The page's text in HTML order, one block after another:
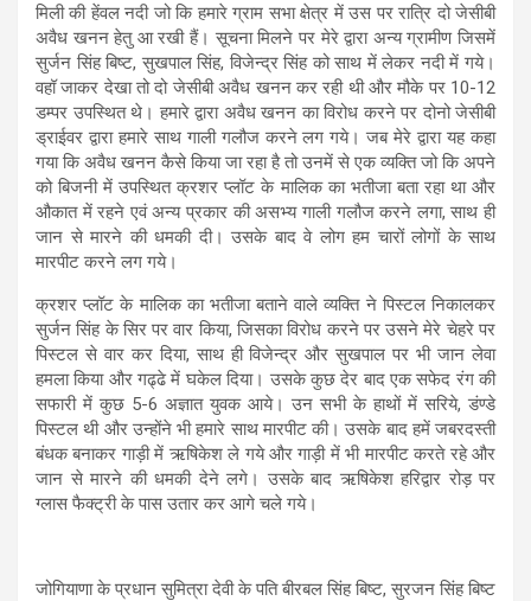
मिली की हेंवल नदी जो कि हमारे ग्राम सभा क्षेत्र में उस पर रात्रि दो जेसीबी
अवैध खनन हेतु आ रखी हैं। सूचना मिलने पर मेरे द्वारा अन्य ग्रामीण जिसमें
सुर्जन सिंह बिष्ट, सुखपाल सिंह, विजेन्द्र सिंह को साथ में लेकर नदी में गये।
वहॉ जाकर देखा तो दो जेसीबी अवैध खनन कर रही थी और मौके पर 10-12
डम्पर उपस्थित थे। हमारे द्वारा अवैध खनन का विरोध करने पर दोनो जेसीबी
ड्राईवर द्वारा हमारे साथ गाली गलौज करने लग गये। जब मेरे द्वारा यह कहा
गया कि अवैध खनन कैसे किया जा रहा है तो उनमें से एक व्यक्ति जो कि अपने
को बिजनी में उपस्थित क्रशर प्लॉट के मालिक का भतीजा बता रहा था और
औकात में रहने एवं अन्य प्रकार की असभ्य गाली गलौज करने लगा, साथ ही
जान से मारने की धमकी दी। उसके बाद वे लोग हम चारों लोगों के साथ
मारपीट करने लग गये।
क्रशर प्लॉट के मालिक का भतीजा बताने वाले व्यक्ति ने पिस्टल निकालकर
सुर्जन सिंह के सिर पर वार किया, जिसका विरोध करने पर उसने मेरे चेहरे पर
पिस्टल से वार कर दिया, साथ ही विजेन्द्र और सुखपाल पर भी जान लेवा
हमला किया और गढ्ढे में घकेल दिया। उसके कुछ देर बाद एक सफेद रंग की
सफारी में कुछ 5-6 अज्ञात युवक आये। उन सभी के हाथों में सरिये, डंण्डे
पिस्टल थी और उन्होंने भी हमारे साथ मारपीट की। उसके बाद हमें जबरदस्ती
बंधक बनाकर गाड़ी में ऋषिकेश ले गये और गाड़ी में भी मारपीट करते रहे और
जान से मारने की धमकी देने लगे। उसके बाद ऋषिकेश हरिद्वार रोड़ पर
ग्लास फैक्ट्री के पास उतार कर आगे चले गये।
जोगियाणा के प्रधान सुमित्रा देवी के पति बीरबल सिंह बिष्ट, सुरजन सिंह बिष्ट